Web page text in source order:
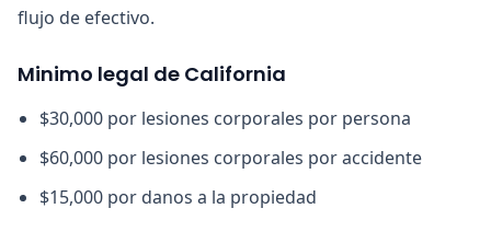
flujo de efectivo.
Minimo legal de California
$30,000 por lesiones corporales por persona
$60,000 por lesiones corporales por accidente
$15,000 por danos a la propiedad